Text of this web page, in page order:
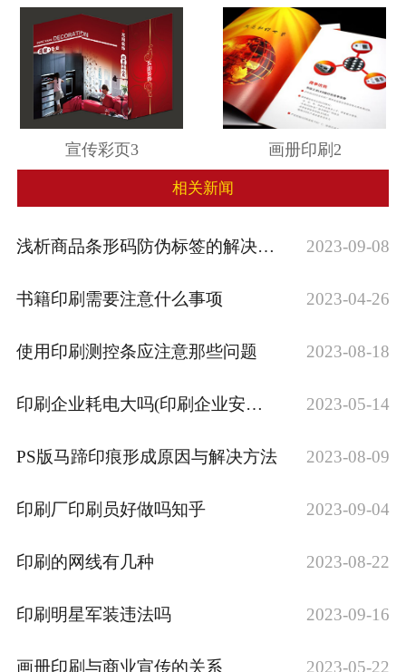
宣传彩页3 画册印刷2
相关新闻
浅析商品条形码防伪标签的解决方案 2023-09-08
书籍印刷需要注意什么事项 2023-04-26
使用印刷测控条应注意那些问题 2023-08-18
印刷企业耗电大吗(印刷企业安全培训) 2023-05-14
PS版马蹄印痕形成原因与解决方法 2023-08-09
印刷厂印刷员好做吗知乎 2023-09-04
印刷的网线有几种 2023-08-22
印刷明星军装违法吗 2023-09-16
画册印刷与商业宣传的关系 2023-05-22